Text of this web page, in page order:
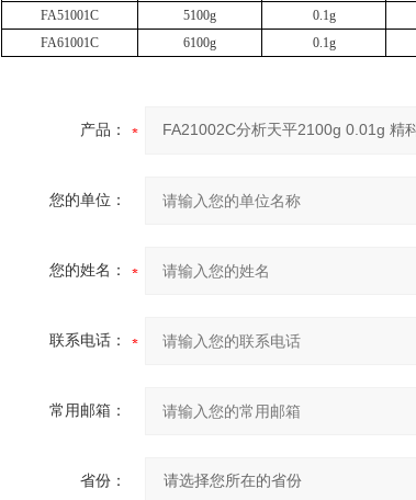
FA51001C
5100g 0.1g
FA61001C
6100g 0.1g
产品：
您的单位：
您的姓名：
联系电话：
常用邮箱：
省份：